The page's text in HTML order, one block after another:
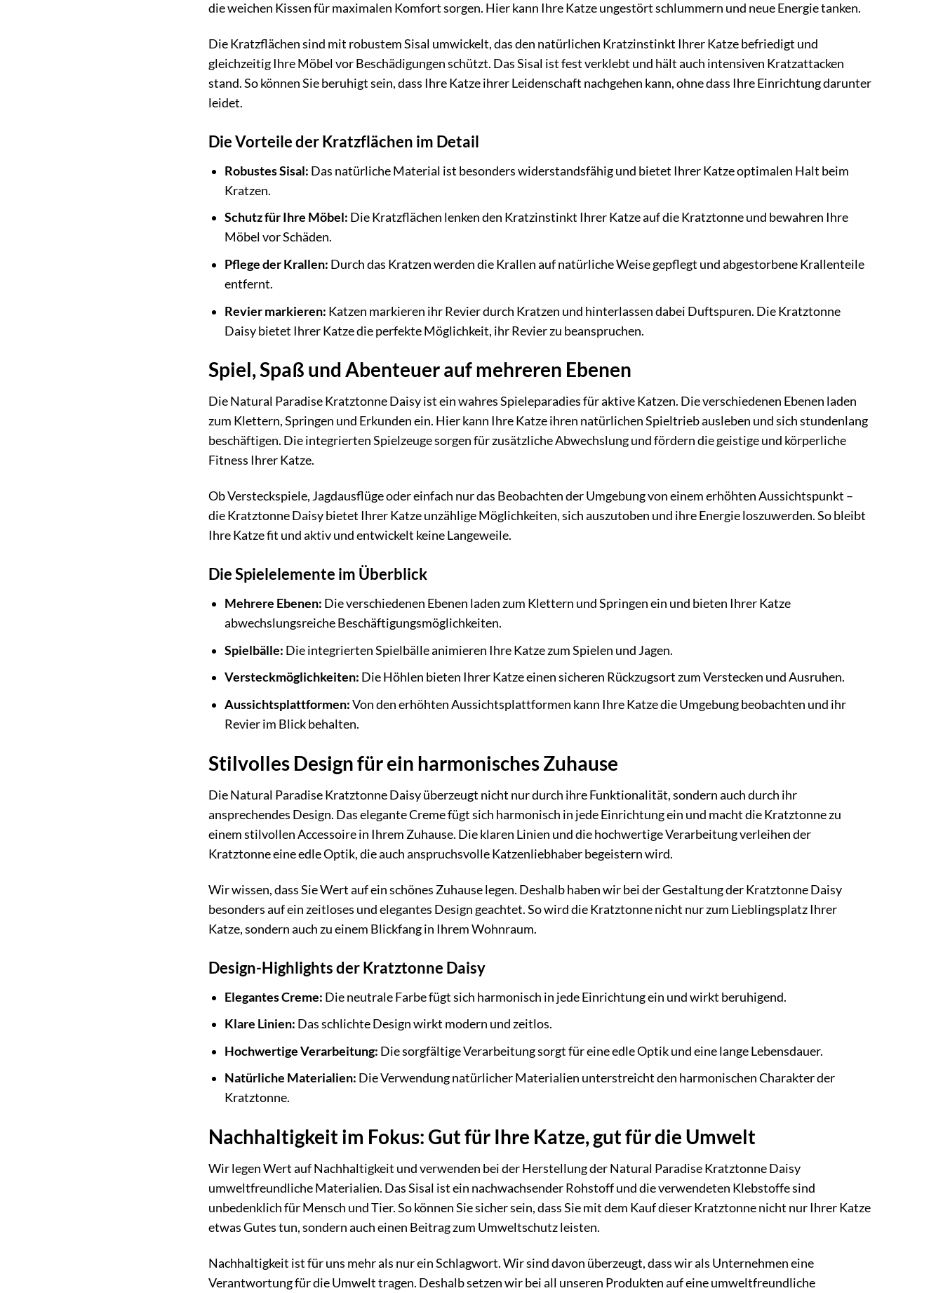
die weichen Kissen für maximalen Komfort sorgen. Hier kann Ihre Katze ungestört schlummern und neue Energie tanken.
Die Kratzflächen sind mit robustem Sisal umwickelt, das den natürlichen Kratzinstinkt Ihrer Katze befriedigt und
gleichzeitig Ihre Möbel vor Beschädigungen schützt. Das Sisal ist fest verklebt und hält auch intensiven Kratzattacken
stand. So können Sie beruhigt sein, dass Ihre Katze ihrer Leidenschaft nachgehen kann, ohne dass Ihre Einrichtung darunter
leidet.
Die Vorteile der Kratzflächen im Detail
Robustes Sisal: Das natürliche Material ist besonders widerstandsfähig und bietet Ihrer Katze optimalen Halt beim
Kratzen.
Schutz für Ihre Möbel: Die Kratzflächen lenken den Kratzinstinkt Ihrer Katze auf die Kratztonne und bewahren Ihre
Möbel vor Schäden.
Pflege der Krallen: Durch das Kratzen werden die Krallen auf natürliche Weise gepflegt und abgestorbene Krallenteile
entfernt.
Revier markieren: Katzen markieren ihr Revier durch Kratzen und hinterlassen dabei Duftspuren. Die Kratztonne
Daisy bietet Ihrer Katze die perfekte Möglichkeit, ihr Revier zu beanspruchen.
Spiel, Spaß und Abenteuer auf mehreren Ebenen
Die Natural Paradise Kratztonne Daisy ist ein wahres Spieleparadies für aktive Katzen. Die verschiedenen Ebenen laden
zum Klettern, Springen und Erkunden ein. Hier kann Ihre Katze ihren natürlichen Spieltrieb ausleben und sich stundenlang
beschäftigen. Die integrierten Spielzeuge sorgen für zusätzliche Abwechslung und fördern die geistige und körperliche
Fitness Ihrer Katze.
Ob Versteckspiele, Jagdausflüge oder einfach nur das Beobachten der Umgebung von einem erhöhten Aussichtspunkt –
die Kratztonne Daisy bietet Ihrer Katze unzählige Möglichkeiten, sich auszutoben und ihre Energie loszuwerden. So bleibt
Ihre Katze fit und aktiv und entwickelt keine Langeweile.
Die Spielelemente im Überblick
Mehrere Ebenen: Die verschiedenen Ebenen laden zum Klettern und Springen ein und bieten Ihrer Katze
abwechslungsreiche Beschäftigungsmöglichkeiten.
Spielbälle: Die integrierten Spielbälle animieren Ihre Katze zum Spielen und Jagen.
Versteckmöglichkeiten: Die Höhlen bieten Ihrer Katze einen sicheren Rückzugsort zum Verstecken und Ausruhen.
Aussichtsplattformen:Von den erhöhten Aussichtsplattformen kann Ihre Katze die Umgebung beobachten und ihr
Revier im Blick behalten.
Stilvolles Design für ein harmonisches Zuhause
Die Natural Paradise Kratztonne Daisy überzeugt nicht nur durch ihre Funktionalität, sondern auch durch ihr
ansprechendes Design. Das elegante Creme fügt sich harmonisch in jede Einrichtung ein und macht die Kratztonne zu
einem stilvollen Accessoire in Ihrem Zuhause. Die klaren Linien und die hochwertige Verarbeitung verleihen der
Kratztonne eine edle Optik, die auch anspruchsvolle Katzenliebhaber begeistern wird.
Wir wissen, dass Sie Wert auf ein schönes Zuhause legen. Deshalb haben wir bei der Gestaltung der Kratztonne Daisy
besonders auf ein zeitloses und elegantes Design geachtet. So wird die Kratztonne nicht nur zum Lieblingsplatz Ihrer
Katze, sondern auch zu einem Blickfang in Ihrem Wohnraum.
Design-Highlights der Kratztonne Daisy
Elegantes Creme: Die neutrale Farbe fügt sich harmonisch in jede Einrichtung ein und wirkt beruhigend.
Klare Linien: Das schlichte Design wirkt modern und zeitlos.
Hochwertige Verarbeitung: Die sorgfältige Verarbeitung sorgt für eine edle Optik und eine lange Lebensdauer.
Natürliche Materialien: Die Verwendung natürlicher Materialien unterstreicht den harmonischen Charakter der
Kratztonne.
Nachhaltigkeit im Fokus: Gut für Ihre Katze, gut für die Umwelt
Wir legen Wert auf Nachhaltigkeit und verwenden bei der Herstellung der Natural Paradise Kratztonne Daisy
umweltfreundliche Materialien. Das Sisal ist ein nachwachsender Rohstoff und die verwendeten Klebstoffe sind
unbedenklich für Mensch und Tier. So können Sie sicher sein, dass Sie mit dem Kauf dieser Kratztonne nicht nur Ihrer Katze
etwas Gutes tun, sondern auch einen Beitrag zum Umweltschutz leisten.
Nachhaltigkeit ist für uns mehr als nur ein Schlagwort. Wir sind davon überzeugt, dass wir als Unternehmen eine
Verantwortung für die Umwelt tragen. Deshalb setzen wir bei all unseren Produkten auf eine umweltfreundliche